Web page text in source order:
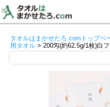
タオルはまかせたろ.comトップペ
用タオル > 200匁(約62.5g/1枚)白